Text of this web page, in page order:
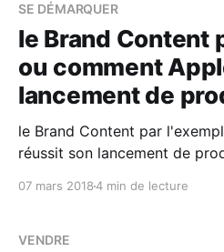
SE DÉMARQUER
le Brand Content
ou comment
lancement de
le Brand Content par
réussit son lancement de
07 mars 20184 min de lecture
VENDRE